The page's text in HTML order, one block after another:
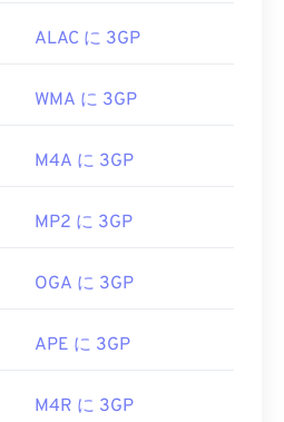
ALAC に 3GP
WMA に 3GP
M4A に 3GP
MP2 に 3GP
OGA に 3GP
APE に 3GP
M4R に 3GP